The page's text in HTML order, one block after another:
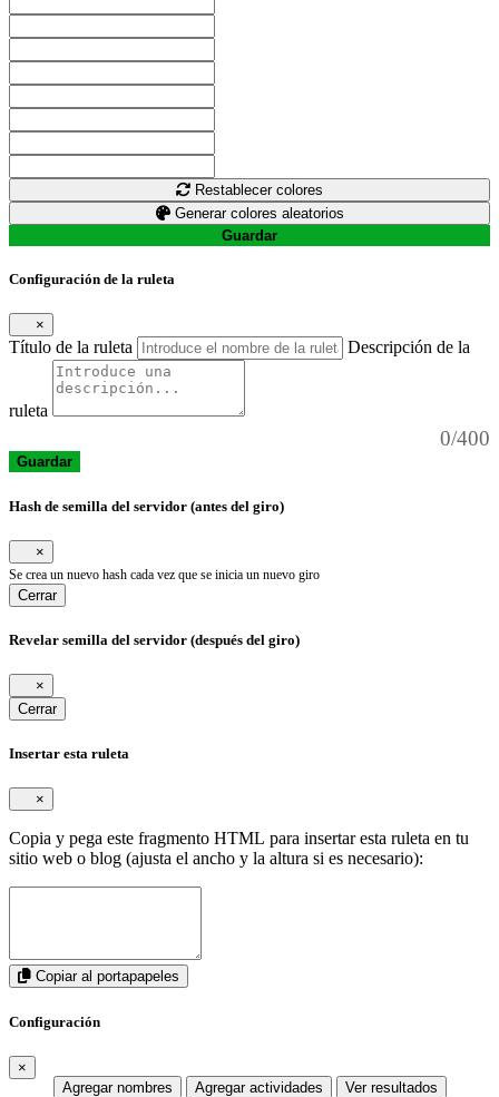
Restablecer colores
Generar colores aleatorios
Guardar
Configuración de la ruleta
×
Título de la ruleta Descripción de la
ruleta
0/400
Guardar
Hash de semilla del servidor (antes del giro)
×
Se crea un nuevo hash cada vez que se inicia un nuevo giro
Cerrar
Revelar semilla del servidor (después del giro)
×
Cerrar
Insertar esta ruleta
×
Copia y pega este fragmento HTML para insertar esta ruleta en tu
sitio web o blog (ajusta el ancho y la altura si es necesario):
Copiar al portapapeles
Configuración
×
Agregar nombres
Agregar actividades
Ver resultados